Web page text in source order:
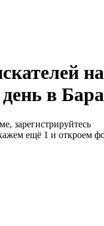
в
зарегистрируйтесь
ещё 1 и откроем